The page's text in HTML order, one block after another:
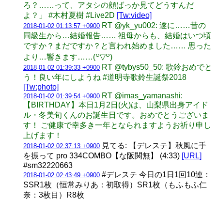
ろ？……って、アタシの顔ばっか見てどうすんだ
よ？」 #木村夏樹 #Live2D [Tw:video]
2018-01-02 01:13:57 +0900 RT @yk_yu002: 遂に……昔の
同級生から…結婚報告…… 祖母からも、結婚はいつ頃
ですか？まだですか？と言われ始めました…… 思った
より…響きます……(꒪▽꒪)
2018-01-02 01:39:33 +0900 RT @tybys50_50: 歌鈴おめでと
う！良い年にしようね #道明寺歌鈴生誕祭2018
[Tw:photo]
2018-01-02 01:39:54 +0900 RT @imas_yamanashi:
【BIRTHDAY】本日1月2日(火)は、山梨県出身アイド
ル・冬美旬くんのお誕生日です。おめでとうございま
す！ ご健康で幸多き一年となられますようお祈り申し
上げます！
2018-01-02 02:37:13 +0900 見てる: 【デレステ】秋風に手
を振って pro 334COMBO【な阪関無】 (4:33) [URL]
#sm32220663
2018-01-02 02:43:49 +0900 #デレステ 今日の1日1回10連：
SSR1枚（恒常みりあ：初取得）SR1枚（もふもふ仁
奈：3枚目）R8枚